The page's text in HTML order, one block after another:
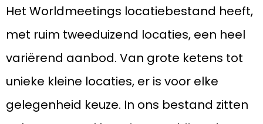
Het Worldmeetings locatiebestand heeft,
met ruim tweeduizend locaties, een heel
variërend aanbod. Van grote ketens tot
unieke kleine locaties, er is voor elke
gelegenheid keuze. In ons bestand zitten